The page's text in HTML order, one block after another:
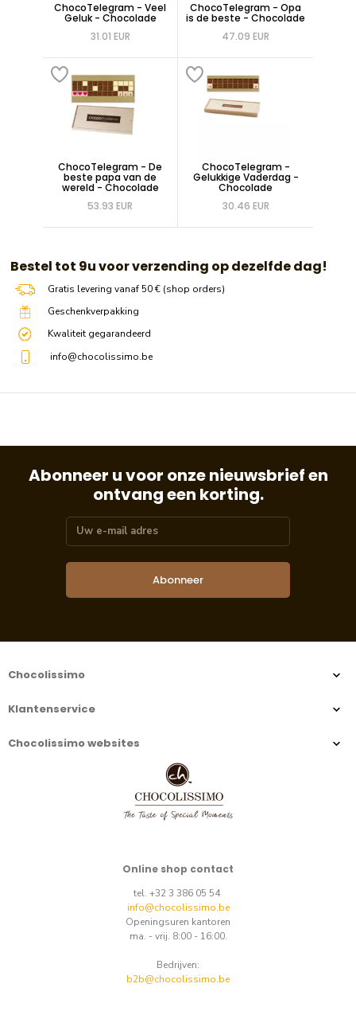
ChocoTelegram - Veel
Geluk - Chocolade
31.01 EUR
ChocoTelegram - Opa
is de beste - Chocolade
47.09 EUR
ChocoTelegram - De
beste papa van de
wereld - Chocolade
53.93 EUR
ChocoTelegram -
Gelukkige Vaderdag -
Chocolade
30.46 EUR
​​ Bestel tot 9u voor verzending op dezelfde dag!
Gratis levering vanaf 50 € (shop orders)
Geschenkverpakking
Kwaliteit gegarandeerd
info@chocolissimo.be
Abonneer u voor onze nieuwsbrief en
ontvang een korting.
Abonneer
Chocolissimo
Klantenservice
Chocolissimo websites
Online shop contact
tel. +32 3 386 05 54
info@chocolissimo.be
Openingsuren kantoren
ma. - vrij. 8:00 - 16:00.
Bedrijven:
b2b@chocolissimo.be